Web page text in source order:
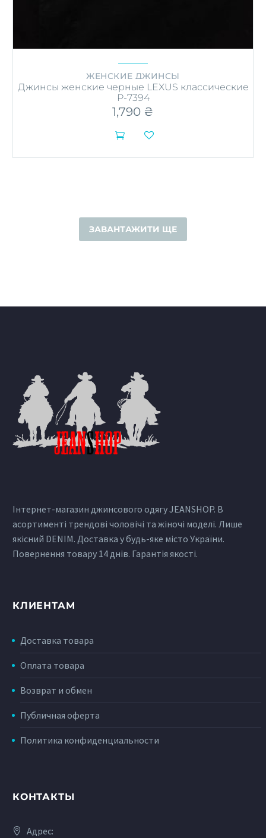
ЖЕНСКИЕ ДЖИНСЫ
Джинсы женские черные LEXUS классические
P-7394
1,790 ₴

товар
выбрать
на

ЗАВАНТАЖИТИ ЩЕ
Інтернет-магазин джинсового одягу JEANSHOP. В
асортименті трендові чоловічі та жіночі моделі. Лише
якісний DENIM. Доставка у будь-яке місто України.
Повернення товару 14 днів. Гарантія якості.
КЛИЕНТАМ
Доставка товара
Оплата товара
Возврат и обмен
Публичная оферта
Политика конфиденциальности
КОНТАКТЫ
Адрес: